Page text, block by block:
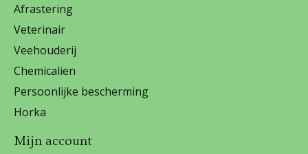
Afrastering
Veterinair
Veehouderij
Chemicalien
Persoonlijke bescherming
Horka
Mijn account